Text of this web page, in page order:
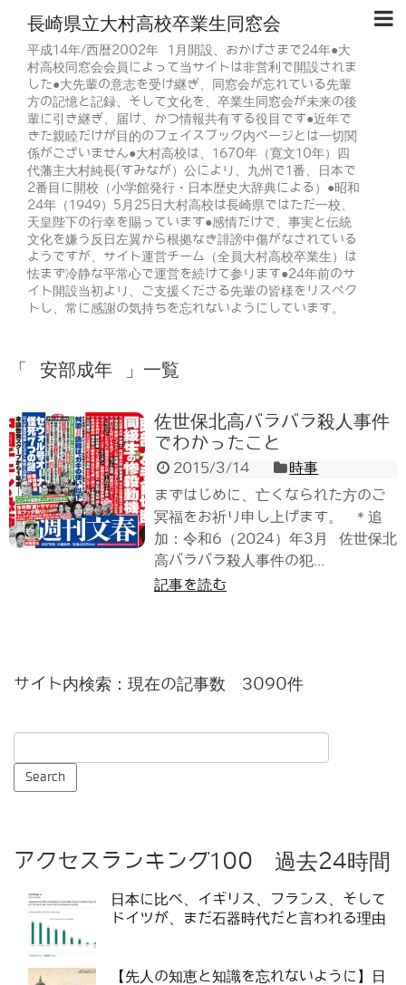
長崎県立大村高校卒業生同窓会
平成14年/西暦2002年 1月開設、おかげさまで24年●大
村高校同窓会会員によって当サイトは非営利で開設されま
した●大先輩の意志を受け継ぎ、同窓会が忘れている先輩
方の記憶と記録、そして文化を、卒業生同窓会が未来の後
輩に引き継ぎ、届け、かつ情報共有する役目です●近年で
きた親睦だけが目的のフェイスブック内ページとは一切関
係がございません●大村高校は、1670年（寛文10年）四
代藩主大村純長(すみなが）公により、九州で1番、日本で
2番目に開校（小学館発行・日本歴史大辞典による）●昭和
24年（1949）5月25日大村高校は長崎県ではただ一校、
天皇陛下の行幸を賜っています●感情だけで、事実と伝統
文化を嫌う反日左翼から根拠なき誹謗中傷がなされている
ようですが、サイト運営チーム（全員大村高校卒業生）は
怯まず冷静な平常心で運営を続けて参ります●24年前のサ
イト開設当初より、ご支援くださる先輩の皆様をリスペク
トし、常に感謝の気持ちを忘れないようにしています。
「 安部成年 」一覧
佐世保北高バラバラ殺人事件
でわかったこと
2015/3/14
時事
まずはじめに、亡くなられた方のご
冥福をお祈り申し上げます。 ＊追
加：令和6（2024）年3月 佐世保北
高バラバラ殺人事件の犯...
記事を読む
サイト内検索：現在の記事数 3090件
アクセスランキング100 過去24時間
日本に比べ、イギリス、フランス、そして
ドイツが、まだ石器時代だと言われる理由
【先人の知恵と知識を忘れないように】日